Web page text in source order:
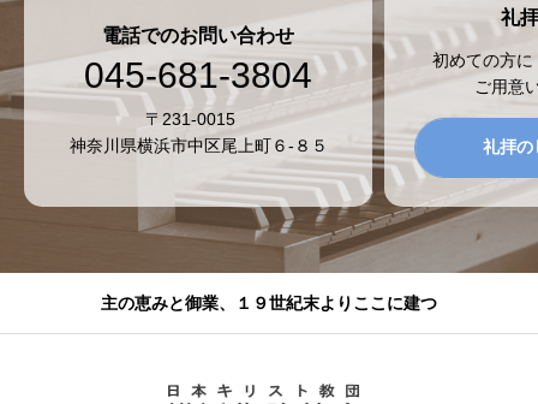
電話でのお問い合わせ
045-681-3804
〒231-0015
神奈川県横浜市中区尾上町６-８５
礼
初めての方
ご用意
礼拝の
主の恵みと御業、１９世紀末よりここに建つ